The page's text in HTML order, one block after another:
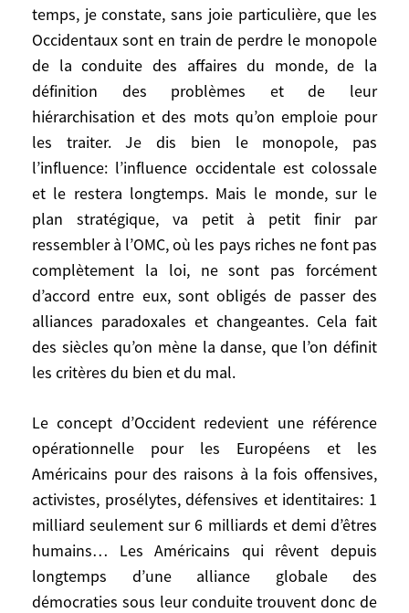
temps, je constate, sans joie particulière, que les
Occidentaux sont en train de perdre le monopole
de la conduite des affaires du monde, de la
définition des problèmes et de leur
hiérarchisation et des mots qu’on emploie pour
les traiter. Je dis bien le monopole, pas
l’influence: l’influence occidentale est colossale
et le restera longtemps. Mais le monde, sur le
plan stratégique, va petit à petit finir par
ressembler à l’OMC, où les pays riches ne font pas
complètement la loi, ne sont pas forcément
d’accord entre eux, sont obligés de passer des
alliances paradoxales et changeantes. Cela fait
des siècles qu’on mène la danse, que l’on définit
les critères du bien et du mal.
Le concept d’Occident redevient une référence
opérationnelle pour les Européens et les
Américains pour des raisons à la fois offensives,
activistes, prosélytes, défensives et identitaires: 1
milliard seulement sur 6 milliards et demi d’êtres
humains… Les Américains qui rêvent depuis
longtemps d’une alliance globale des
démocraties sous leur conduite trouvent donc de
L’Europe et les Etats-Unis sont-ils encore
en mesure de définir les termes du débat
mondial? La notion d’Occident est-elle
encore valable?
Valable, je ne sais pas. Comme résurgence
géopolitique contraignante, cela se passe
sous nos yeux. Les Etats-Unis sont la
puissance la plus considérable que l’on ait
jamais vue. En même temps, je constate,
sans joie particulière, que les Occidentaux
sont en train de perdre le monopole de la
conduite des affaires du monde, de la
définition des problèmes et de leur
hiérarchisation et des mots qu’on emploie
pour les traiter. Je dis bien le monopole,
pas l’influence: l’influence occidentale est
monde, sur le plan stratégique, va petit à
petit finir par ressembler à l’OMC, où les
pays riches ne font pas complètement la
loi, ne sont pas forcément d’accord entre
eux, sont obligés de passer des alliances
paradoxales et changeantes. Cela fait des
siècles qu’on mène la danse, que l’on
définit les critères du bien et du mal.